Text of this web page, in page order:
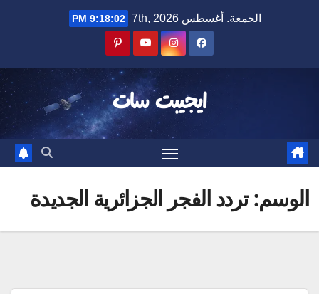
الجمعة. أغسطس 7th, 2026 9:18:02 PM
ايجيبت سات
الوسم:تردد الفجر الجزائرية الجديدة